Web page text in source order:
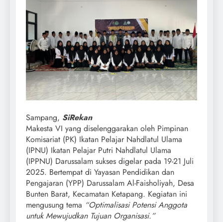
Sampang, SiRekan
Makesta VI yang diselenggarakan oleh Pimpinan
Komisariat (PK) Ikatan Pelajar Nahdlatul Ulama
(IPNU) Ikatan Pelajar Putri Nahdlatul Ulama
(IPPNU) Darussalam sukses digelar pada 19-21 Juli
2025. Bertempat di Yayasan Pendidikan dan
Pengajaran (YPP) Darussalam Al-Faisholiyah, Desa
Bunten Barat, Kecamatan Ketapang. Kegiatan ini
mengusung tema “Optimalisasi Potensi Anggota
untuk Mewujudkan Tujuan Organisasi.”